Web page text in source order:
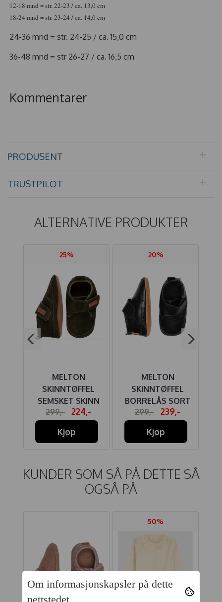
12-18 mnd = str. 22-23 / ca. 13,0 cm
18-24 mnd = str. 23-24 / ca. 14,0 cm
24-36 mnd = str. 24-25 / ca. 15,0 cm
36-48 mnd = str 26-27 / ca. 16,5 cm
Kommentarer
PRODUSENT
TRUSTPILOT
ALTERNATIVE PRODUKTER
25%
MELTON
SKINNTØFFEL
SEMSKET SKINN
DARK OLIVE
299,-
224,-
Kjøp
20%
MELTON
SKINNTØFFEL
BORRELÅS SORT
299,-
239,-
Kjøp
KUNDER SOM SÅ PÅ DETTE SÅ
OGSÅ PÅ
50%
Om informasjonskapsler på dette
nettstedet